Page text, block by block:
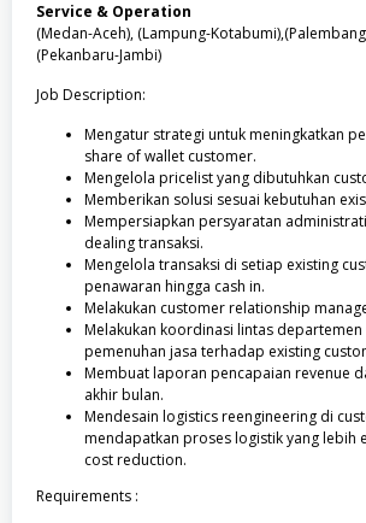
Service & Operation
(Medan-Aceh), (Lampung-
(Pekanbaru-Jambi)
Job Description:
Mengatur strategi untuk meningkatkan
share of wallet customer.
Mengelola pricelist yang dibutuhkan
Memberikan solusi sesuai kebutuhan
Mempersiapkan persyaratan
dealing transaksi.
Mengelola transaksi di setiap existing
penawaran hingga cash in.
Melakukan customer relationship
Melakukan koordinasi lintas departemen
pemenuhan jasa terhadap existing
Membuat laporan pencapaian revenue
akhir bulan.
Mendesain logistics reengineering di
mendapatkan proses logistik yang lebih
cost reduction.
Requirements :